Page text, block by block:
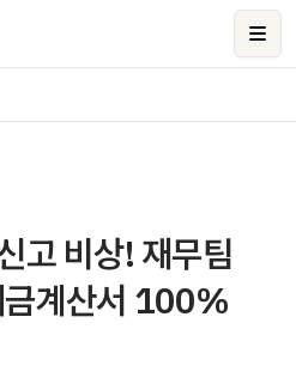
고 비상! 재무팀
금계산서 100%